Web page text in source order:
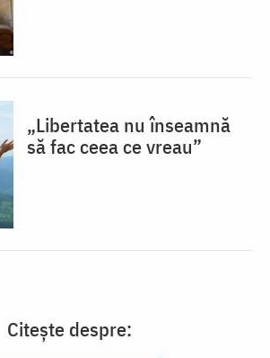
„Libertatea nu înseamnă
să fac ceea ce vreau”
Citește despre: